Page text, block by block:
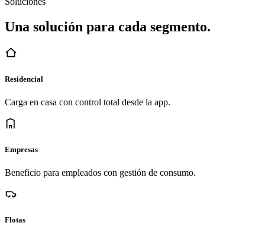
Una solución para cada segmento.
Residencial
Carga en casa con control total desde la app.
Empresas
Beneficio para empleados con gestión de consumo.
Flotas